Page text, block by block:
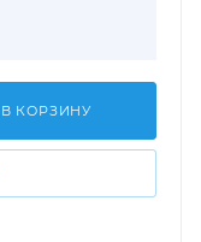
В КОРЗИНУ